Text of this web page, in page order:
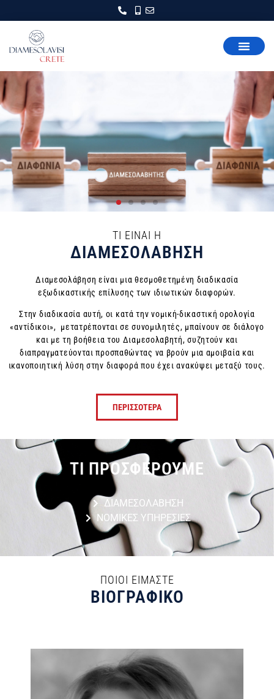
ΤΙ ΕΙΝΑΙ Η
ΔΙΑΜΕΣΟΛΑΒΗΣΗ
Διαμεσολάβηση είναι μια θεσμοθετημένη διαδικασία
εξωδικαστικής επίλυσης των ιδιωτικών διαφορών.
Στην διαδικασία αυτή, οι κατά την νομική-δικαστική ορολογία
«αντίδικοι», μετατρέπονται σε συνομιλητές, μπαίνουν σε διάλογο
και με τη βοήθεια του Διαμεσολαβητή, συζητούν και
διαπραγματεύονται προσπαθώντας να βρούν μια αμοιβαία και
ικανοποιητική λύση στην διαφορά που έχει ανακύψει μεταξύ τους.
ΠΕΡΙΣΣΟΤΕΡΑ
ΤΙ ΠΡΟΣΦΕΡΟΥΜΕ
ΔΙΑΜΕΣΟΛΑΒΗΣΗ
ΝΟΜΙΚΕΣ ΥΠΗΡΕΣΙΕΣ
ΠΟΙΟΙ ΕΙΜΑΣΤΕ
ΒΙΟΓΡΑΦΙΚΟ